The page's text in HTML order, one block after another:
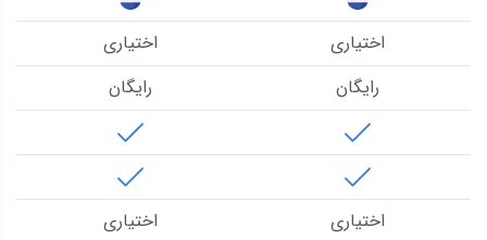
اختیاری
رایگان
اختیاری
اختیاری
رایگان
اختیاری